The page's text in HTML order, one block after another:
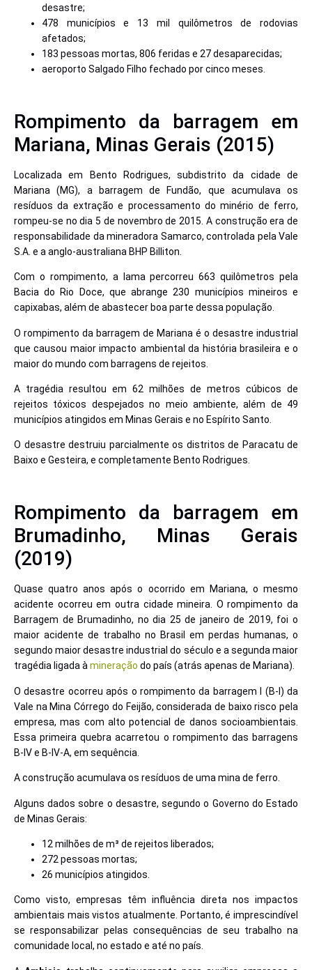
desastre;
478 municípios e 13 mil quilômetros de rodovias
afetados;
183 pessoas mortas, 806 feridas e 27 desaparecidas;
aeroporto Salgado Filho fechado por cinco meses.
Rompimento da barragem em
Mariana, Minas Gerais (2015)
Localizada em Bento Rodrigues, subdistrito da cidade de
Mariana (MG), a barragem de Fundão, que acumulava os
resíduos da extração e processamento do minério de ferro,
rompeu-se no dia 5 de novembro de 2015. A construção era de
responsabilidade da mineradora Samarco, controlada pela Vale
S.A. e a anglo-australiana BHP Billiton.
Com o rompimento, a lama percorreu 663 quilômetros pela
Bacia do Rio Doce, que abrange 230 municípios mineiros e
capixabas, além de abastecer boa parte dessa população.
O rompimento da barragem de Mariana é o desastre industrial
que causou maior impacto ambiental da história brasileira e o
maior do mundo com barragens de rejeitos.
A tragédia resultou em 62 milhões de metros cúbicos de
rejeitos tóxicos despejados no meio ambiente, além de 49
municípios atingidos em Minas Gerais e no Espírito Santo.
O desastre destruiu parcialmente os distritos de Paracatu de
Baixo e Gesteira, e completamente Bento Rodrigues.
Rompimento da barragem em
Brumadinho, Minas Gerais
(2019)
Quase quatro anos após o ocorrido em Mariana, o mesmo
acidente ocorreu em outra cidade mineira. O rompimento da
Barragem de Brumadinho, no dia 25 de janeiro de 2019, foi o
maior acidente de trabalho no Brasil em perdas humanas, o
segundo maior desastre industrial do século e a segunda maior
tragédia ligada àmineração do país (atrás apenas de Mariana).
O desastre ocorreu após o rompimento da barragem I (B-I) da
Vale na Mina Córrego do Feijão, considerada de baixo risco pela
empresa, mas com alto potencial de danos socioambientais.
Essa primeira quebra acarretou o rompimento das barragens
B-IV e B-IV-A, em sequência.
A construção acumulava os resíduos de uma mina de ferro.
Alguns dados sobre o desastre, segundo o Governo do Estado
de Minas Gerais:
12 milhões de m³ de rejeitos liberados;
272 pessoas mortas;
26 municípios atingidos.
Como visto, empresas têm influência direta nos impactos
ambientais mais vistos atualmente. Portanto, é imprescindível
se responsabilizar pelas consequências de seu trabalho na
comunidade local, no estado e até no país.